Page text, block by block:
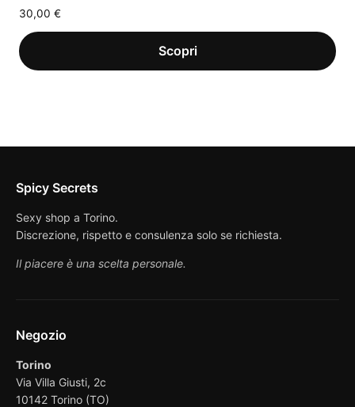
30,00 €
Spicy Secrets
Sexy shop a Torino.
Discrezione, rispetto e consulenza solo se richiesta.
Il piacere è una scelta personale.
Negozio
Torino
Via Villa Giusti, 2c
10142 Torino (TO)